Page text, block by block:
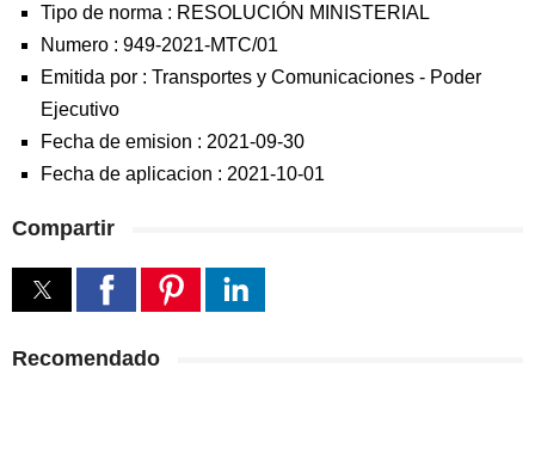
Tipo de norma : RESOLUCIÓN MINISTERIAL
Numero : 949-2021-MTC/01
Emitida por : Transportes y Comunicaciones - Poder
Ejecutivo
Fecha de emision : 2021-09-30
Fecha de aplicacion : 2021-10-01
Compartir
Recomendado